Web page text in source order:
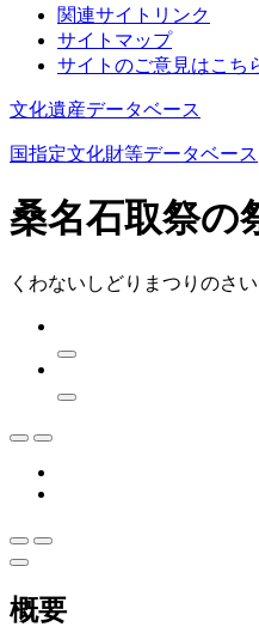
関連サイトリンク
サイトマップ
サイトのご意見はこち
文化遺産データベース
国指定文化財等データベース
桑名石取祭の
くわないしどりまつりのさ
概要